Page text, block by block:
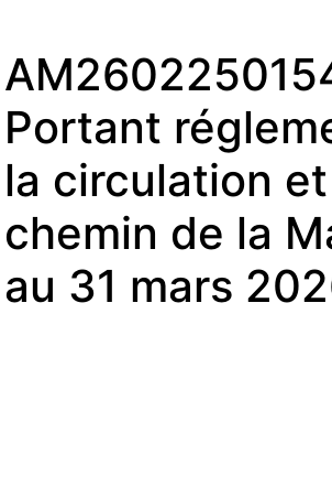
Portant
la circulation
chemin de la
au 31 mars